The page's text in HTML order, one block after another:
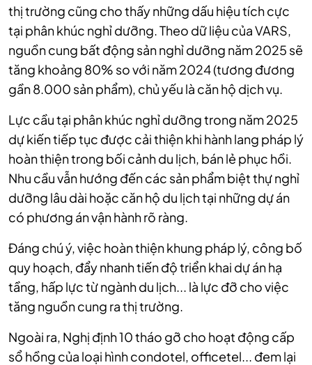
thị trường cũng cho thấy những dấu hiệu tích cực
tại phân khúc nghỉ dưỡng. Theo dữ liệu của VARS,
nguồn cung bất động sản nghỉ dưỡng năm 2025 sẽ
tăng khoảng 80% so với năm 2024 (tương đương
gần 8.000 sản phẩm), chủ yếu là căn hộ dịch vụ.
Lực cầu tại phân khúc nghỉ dưỡng trong năm 2025
dự kiến tiếp tục được cải thiện khi hành lang pháp lý
hoàn thiện trong bối cảnh du lịch, bán lẻ phục hồi.
Nhu cầu vẫn hướng đến các sản phẩm biệt thự nghỉ
dưỡng lâu dài hoặc căn hộ du lịch tại những dự án
có phương án vận hành rõ ràng.
Đáng chú ý, việc hoàn thiện khung pháp lý, công bố
quy hoạch, đẩy nhanh tiến độ triển khai dự án hạ
tầng, hấp lực từ ngành du lịch... là lực đỡ cho việc
tăng nguồn cung ra thị trường.
Ngoài ra, Nghị định 10 tháo gỡ cho hoạt động cấp
sổ hồng của loại hình condotel, officetel... đem lại